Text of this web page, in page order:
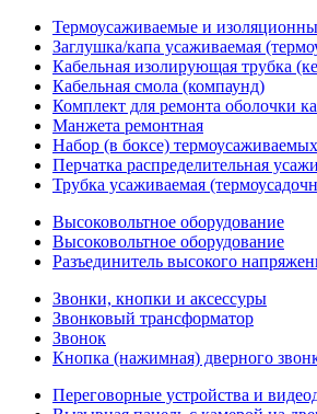
Термоусаживаемые и
Заглушка/капа усаживаемая
Кабельная изолирующая трубка
Кабельная смола (компаунд)
Комплект для ремонта оболочки
Манжета ремонтная
Набор (в боксе)
Перчатка распределительная
Трубка усаживаемая
Высоковольтное оборудование
Высоковольтное оборудование
Разъединитель высокого
Звонки, кнопки и аксессуры
Звонковый трансформатор
Звонок
Кнопка (нажимная) дверного
Переговорные устройства и